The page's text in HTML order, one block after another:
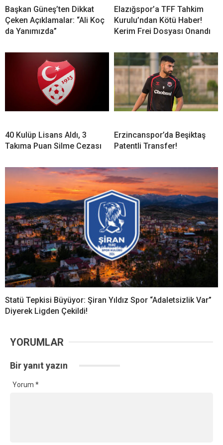
Başkan Güneş’ten Dikkat
Çeken Açıklamalar: “Ali Koç
da Yanımızda”
Elazığspor’a TFF Tahkim
Kurulu’ndan Kötü Haber!
Kerim Frei Dosyası Onandı
40 Kulüp Lisans Aldı, 3
Takıma Puan Silme Cezası
Erzincanspor’da Beşiktaş
Patentli Transfer!
Statü Tepkisi Büyüyor: Şiran Yıldız Spor “Adaletsizlik Var”
Diyerek Ligden Çekildi!
YORUMLAR
Bir yanıt yazın
Yorum *